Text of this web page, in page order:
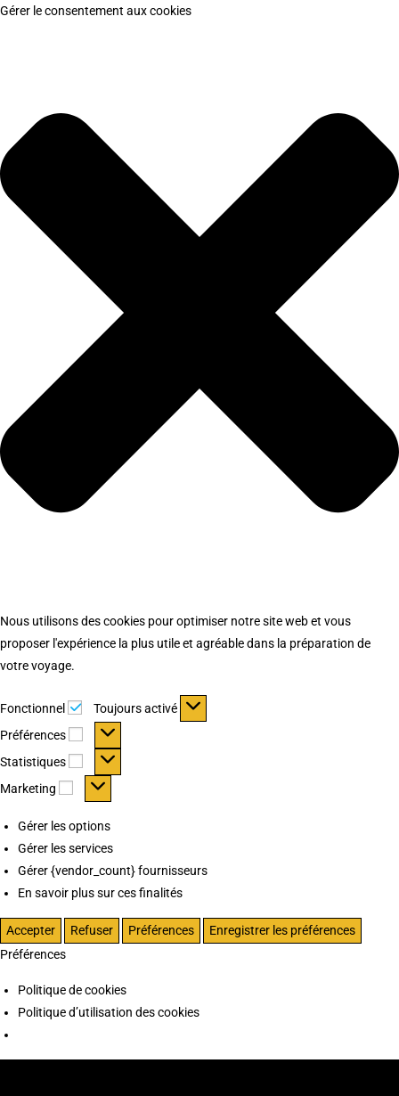
Gérer le consentement aux cookies
Nous utilisons des cookies pour optimiser notre site web et vous
proposer l'expérience la plus utile et agréable dans la préparation de
votre voyage.
Fonctionnel Fonctionnel
Toujours activé
Préférences
Préférences
Statistiques Statistiques
Marketing Marketing
Gérer les options
Gérer les services
Gérer {vendor_count} fournisseurs
En savoir plus sur ces finalités
Accepter Refuser Préférences
Enregistrer les préférences
Préférences
Politique de cookies
Politique d’utilisation des cookies